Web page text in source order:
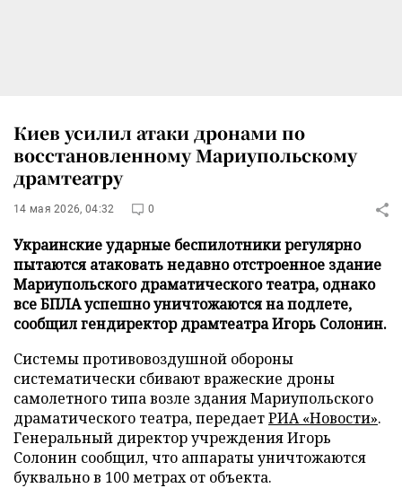
Киев усилил атаки дронами по
восстановленному Мариупольскому
драмтеатру
14 мая 2026, 04:32 0
Украинские ударные беспилотники регулярно
пытаются атаковать недавно отстроенное здание
Мариупольского драматического театра, однако
все БПЛА успешно уничтожаются на подлете,
сообщил гендиректор драмтеатра Игорь Солонин.
Системы противовоздушной обороны
систематически сбивают вражеские дроны
самолетного типа возле здания Мариупольского
драматического театра, передаетРИА «Новости».
Генеральный директор учреждения Игорь
Солонин сообщил, что аппараты уничтожаются
буквально в 100 метрах от объекта.